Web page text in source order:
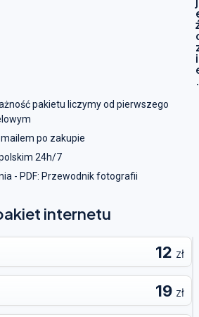
i
.
pakietu liczymy od pierwszego
po zakupie
24h/7
- PDF: Przewodnik fotografii
internetu
12 zł
19 zł